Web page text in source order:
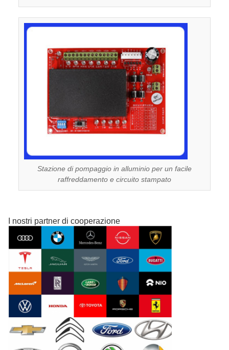
Stazione di pompaggio in alluminio per un facile
raffreddamento e circuito stampato
I nostri partner di cooperazione